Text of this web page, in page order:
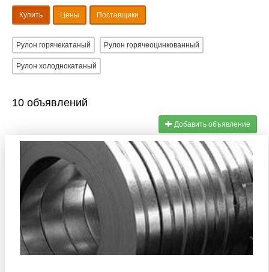
Купить Цены Поставщики
Рулон горячекатаный Рулон горячеоцинкованный
Рулон холоднокатаный
10 объявлений
Добавить объявление